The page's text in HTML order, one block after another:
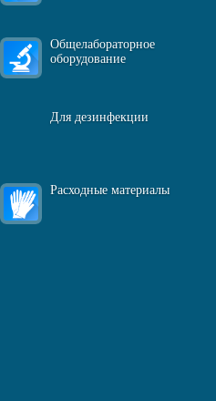
Общелабораторное
оборудование
Для дезинфекции
Расходные материалы